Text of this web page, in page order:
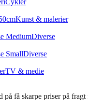
Kunst & malerier
MediumDiverse
SmallDiverse
TV & medie
på få skarpe priser på